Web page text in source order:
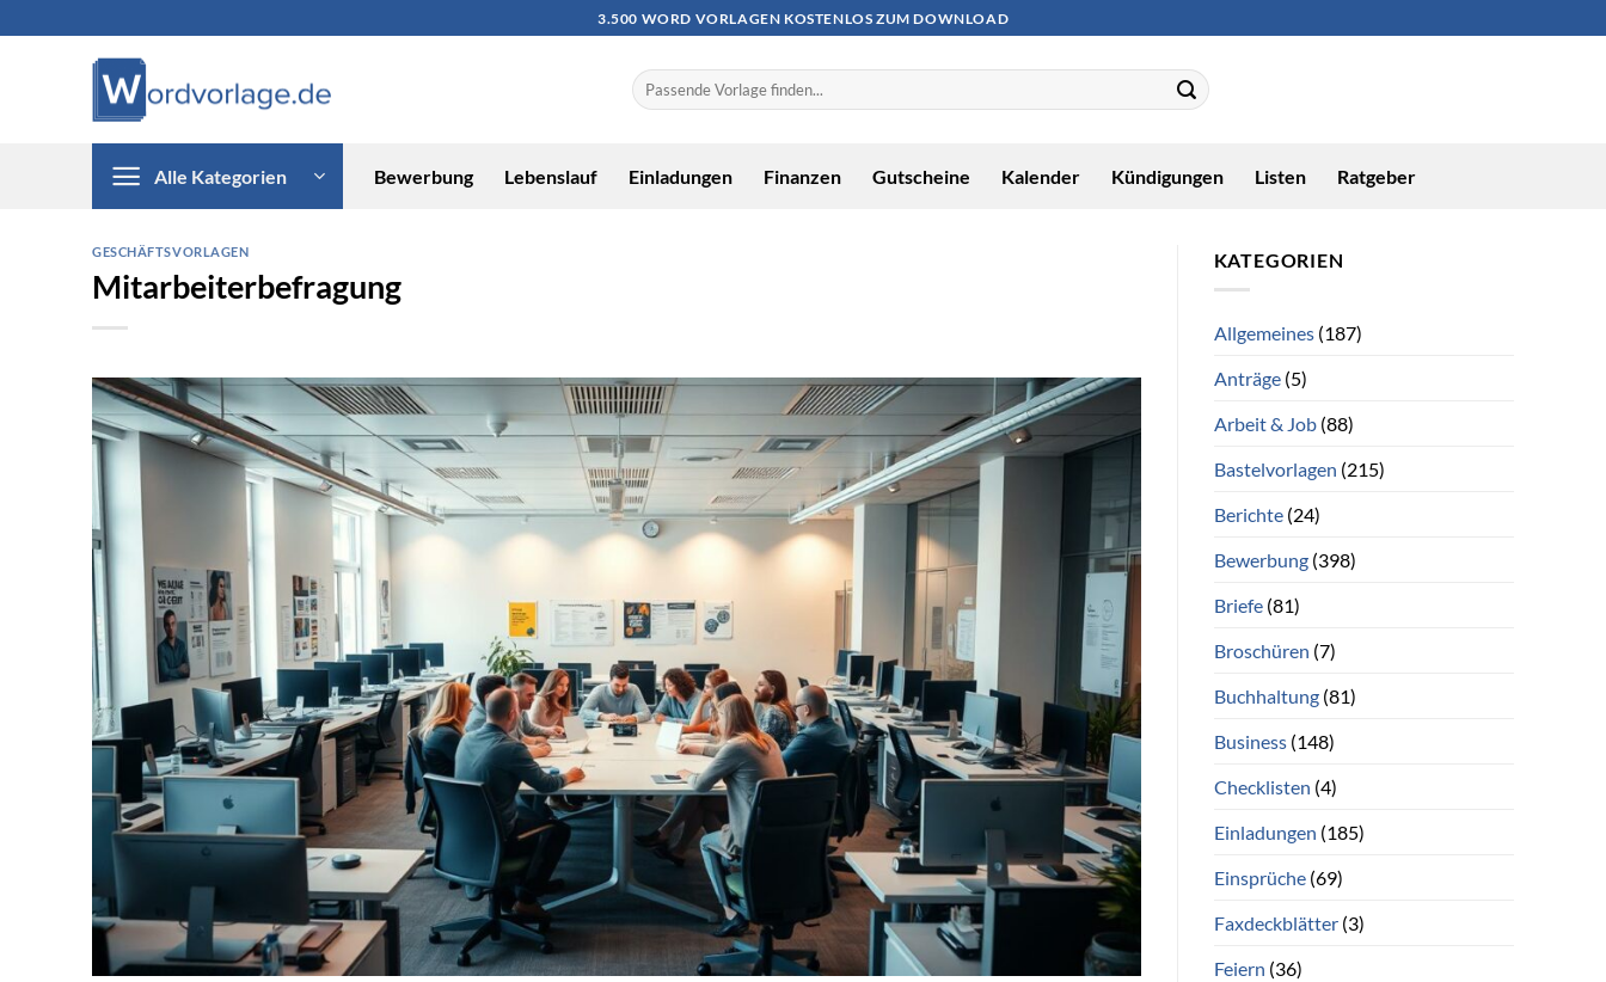
3.500 WORD VORLAGEN KOSTENLOS ZUM DOWNLOAD
Alle Kategorien Bewerbung Lebenslauf Einladungen Finanzen Gutscheine Kalender Kündigungen Listen Ratgeber
GESCHÄFTSVORLAGEN
Mitarbeiterbefragung
KATEGORIEN
Allgemeines(187)
Anträge(5)
Arbeit & Job(88)
Bastelvorlagen (215)
Berichte(24)
Bewerbung(398)
Briefe(81)
Broschüren (7)
Buchhaltung(81)
Business(148)
Checklisten (4)
Einladungen (185)
Einsprüche(69)
Faxdeckblätter(3)
Feiern (36)